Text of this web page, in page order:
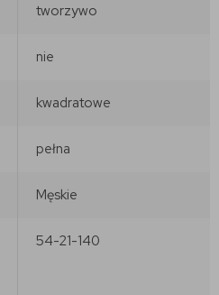
tworzywo
nie
kwadratowe
pełna
Męskie
54-21-140